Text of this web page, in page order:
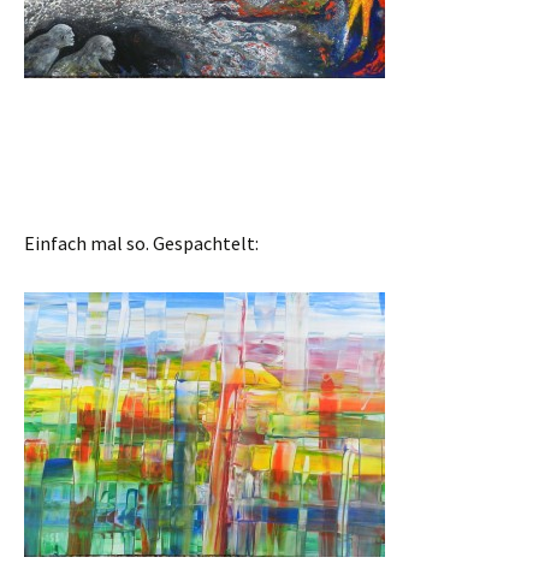
Einfach mal so. Gespachtelt: